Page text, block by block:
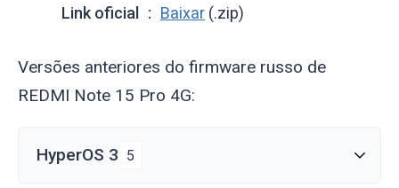
Link oficial
Baixar (.zip)
Versões anteriores do firmware russo de
REDMI Note 15 Pro 4G:
HyperOS 3 5